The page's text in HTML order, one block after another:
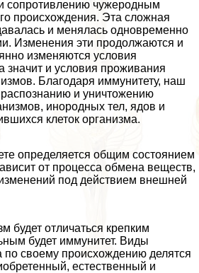
сопротивлению чужеродным
происхождения. Эта сложная
и менялась одновременно
Изменения эти продолжаются и
изменяются условия
и условия проживания
Благодаря иммунитету, наш
и уничтожению
инородных тел, ядов и
клеток организма.
определяется общим состоянием
от процесса обмена веществ,
под действием внешней
будет отличаться крепким
будет иммунитет. Виды
по своему происхождению делятся
естественный и